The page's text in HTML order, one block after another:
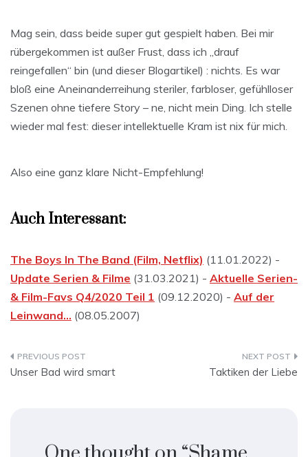
Mag sein, dass beide super gut gespielt haben. Bei mir
rübergekommen ist außer Frust, dass ich „drauf
reingefallen“ bin (und dieser Blogartikel) : nichts. Es war
bloß eine Aneinanderreihung steriler, farbloser, gefühlloser
Szenen ohne tiefere Story – ne, nicht mein Ding. Ich stelle
wieder mal fest: dieser intellektuelle Kram ist nix für mich.
Also eine ganz klare Nicht-Empfehlung!
Auch Interessant:
The Boys In The Band (Film, Netflix) (11.01.2022) -
Update Serien & Filme (31.03.2021) - Aktuelle Serien-
& Film-Favs Q4/2020 Teil 1 (09.12.2020) - Auf der
Leinwand… (08.05.2007)
Beitragsnavigation
Unser Bad wird smart Taktiken der Liebe